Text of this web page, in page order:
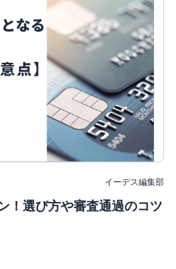
イーデス編集部
！選び方や審査通過のコツ